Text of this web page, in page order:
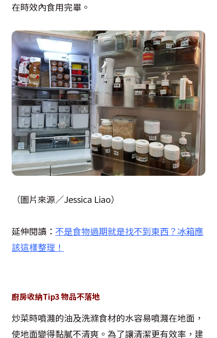
在時效內食用完畢。
（圖片來源／Jessica Liao）
延伸閱讀： 不是食物過期就是找不到東西？冰箱應
該這樣整理！
廚房收納Tip3 物品不落地
炒菜時噴濺的油及洗滌食材的水容易噴濺在地面，
使地面變得黏膩不清爽。為了讓清潔更有效率，建